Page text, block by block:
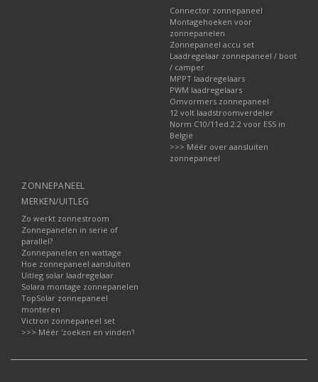
Connector zonnepaneel
Montagehoeken voor
zonnepanelen
Zonnepaneel accu set
Laadregelaar zonnepaneel / boot
/ camper
MPPT laadregelaars
PWM laadregelaars
Omvormers zonnepaneel
12 volt laadstroomverdeler
Norm C10/11ed.2.2 voor ESS in
België
>>> Méér over aansluiten
zonnepaneel
ZONNEPANEEL
MERKEN/UITLEG
Zo werkt zonnestroom
Zonnepanelen in serie of
parallel?
Zonnepanelen en wattage
Hoe zonnepaneel aansluiten
Uitleg solar laadregelaar
Solara montage zonnepanelen
TopSolar zonnepaneel
monteren
Victron zonnepaneel set
>>> Méér 'zoeken en vinden'!